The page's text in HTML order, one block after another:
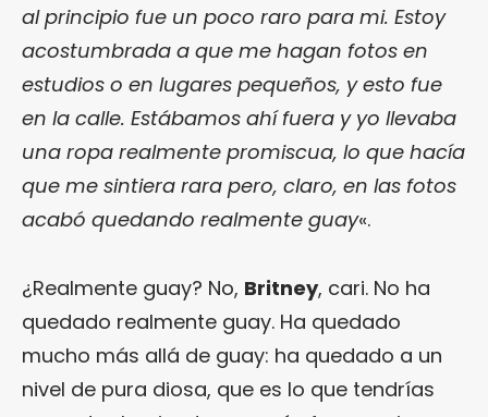
al principio fue un poco raro para mi. Estoy
acostumbrada a que me hagan fotos en
estudios o en lugares pequeños, y esto fue
en la calle. Estábamos ahí fuera y yo llevaba
una ropa realmente promiscua, lo que hacía
que me sintiera rara pero, claro, en las fotos
acabó quedando realmente guay«.
¿Realmente guay? No, Britney, cari. No ha
quedado realmente guay. Ha quedado
mucho más allá de guay: ha quedado a un
nivel de pura diosa, que es lo que tendrías